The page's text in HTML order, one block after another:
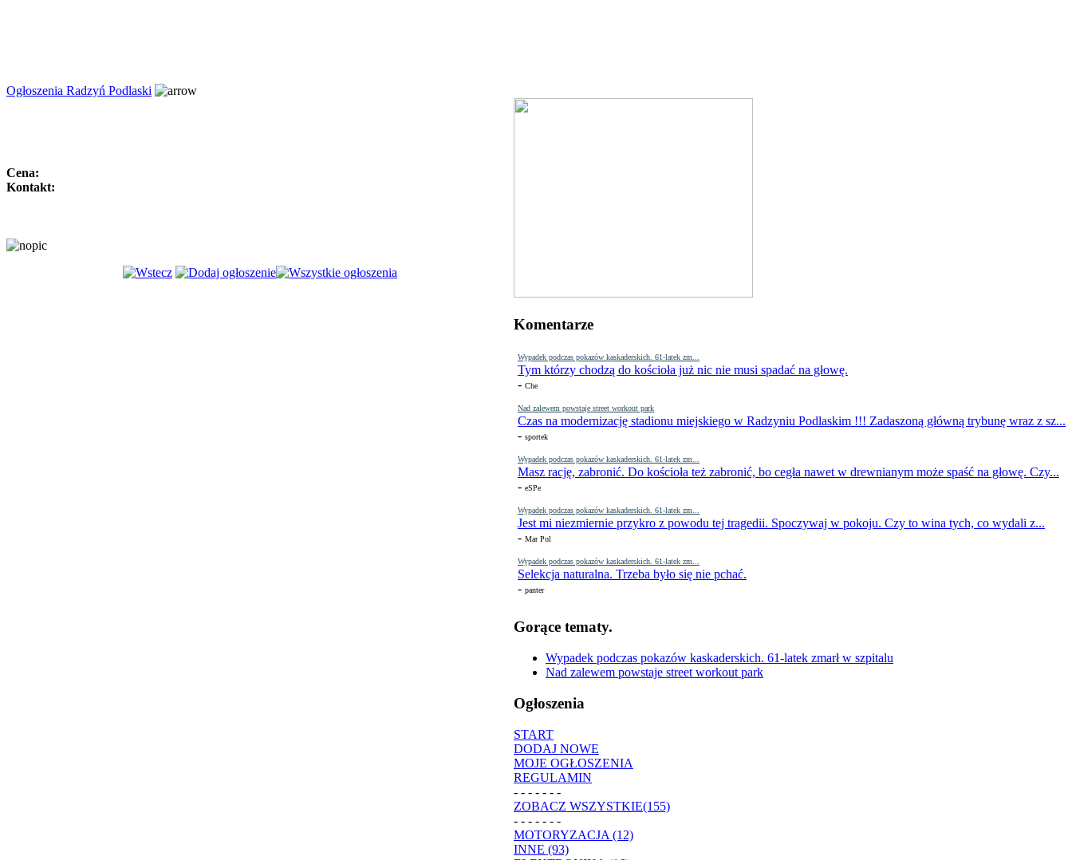
Komentarze
Wypadek podczas pokazów kaskaderskich. 61-latek zm...
Tym którzy chodzą do kościoła już nic nie musi spadać na głowę.
- Che
Nad zalewem powstaje street workout park
Czas na modernizację stadionu miejskiego w Radzyniu Podlaskim !!! Zadaszoną główną trybunę wraz z sz...
- sportek
Wypadek podczas pokazów kaskaderskich. 61-latek zm...
Masz rację, zabronić. Do kościoła też zabronić, bo cegła nawet w drewnianym może spaść na głowę. Czy...
- eSPe
Wypadek podczas pokazów kaskaderskich. 61-latek zm...
Jest mi niezmiernie przykro z powodu tej tragedii. Spoczywaj w pokoju. Czy to wina tych, co wydali z...
- Mar Pol
Wypadek podczas pokazów kaskaderskich. 61-latek zm...
Selekcja naturalna. Trzeba było się nie pchać.
- panter
Gorące tematy.
Wypadek podczas pokazów kaskaderskich. 61-latek zmarł w szpitalu
Nad zalewem powstaje street workout park
Ogłoszenia
START
DODAJ NOWE
MOJE OGŁOSZENIA
REGULAMIN
- - - - - - -
ZOBACZ WSZYSTKIE(155)
- - - - - - -
MOTORYZACJA (12)
INNE (93)
Ogłoszenia Radzyń Podlaski
Cena:
Kontakt: